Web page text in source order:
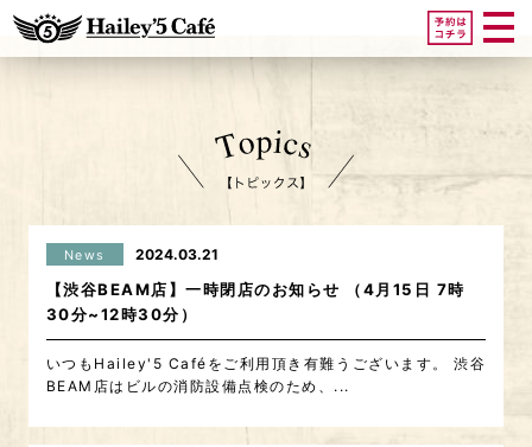
News 2024.03.21
【渋谷BEAM店】一時閉店のお知らせ （4月15日 7時
30分~12時30分）
いつもHailey'5 Caféをご利用頂き有難うございます。 渋谷
BEAM店はビルの消防設備点検のため、...